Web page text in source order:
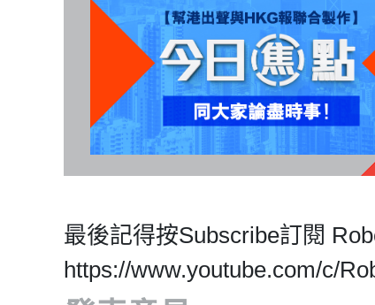
最後記得按Subscribe訂閱
https://www.youtube.com/c/